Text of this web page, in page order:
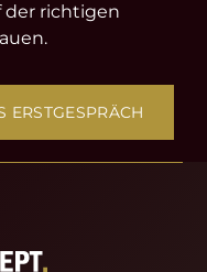
der richtigen
ERSTGESPRÄCH